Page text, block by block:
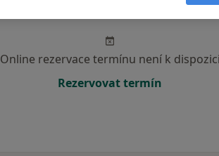
Online rezervace termínu není k dispozici
Rezervovat termín